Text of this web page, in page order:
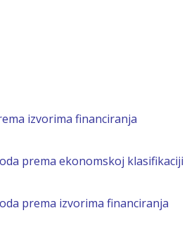
izvorima financiranja
prema ekonomskoj klasifikaciji
prema izvorima financiranja